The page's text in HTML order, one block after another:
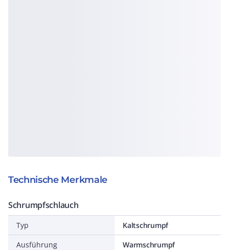
Technische Merkmale
Schrumpfschlauch
Typ
Kaltschrumpf
Ausführung
Warmschrumpf